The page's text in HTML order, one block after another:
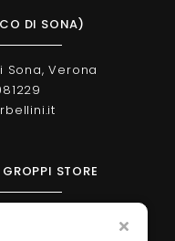
DI SONA)
Sona, Verona
STORE